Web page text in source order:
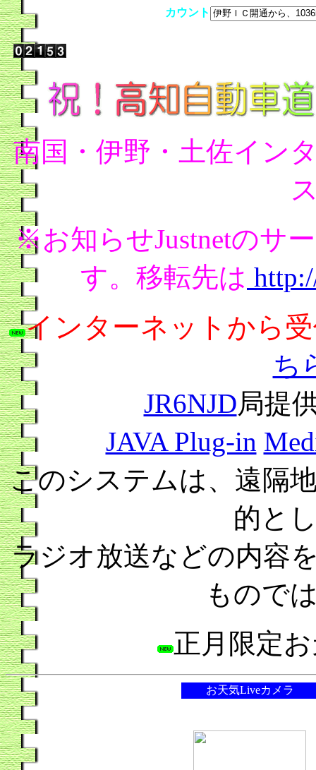
カウント
南国・伊野・土佐イン
※お知らせJustnetのサ
す。移転先は
インターネットから
ち
JR6NJD局提
JAVA Plug-in
このシステムは、遠隔
的と
ラジオ放送などの内容
もので
正月限定
お天気Liveカメラ